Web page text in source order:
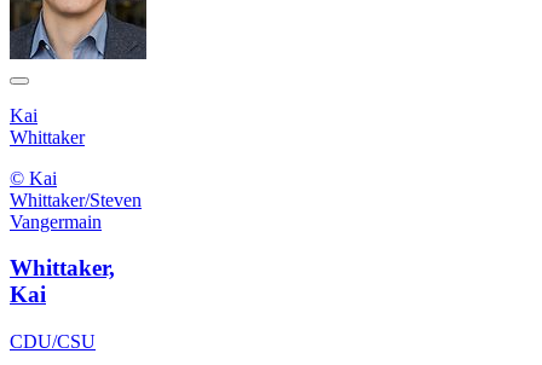
Kai
Whittaker
© Kai
Whittaker/Steven
Vangermain
Whittaker,
Kai
CDU/CSU